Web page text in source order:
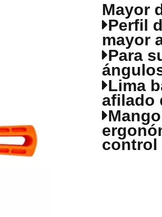
Mayor
Perfil
mayor
Para
Lima
afilado
control